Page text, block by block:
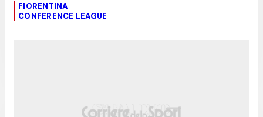
FIORENTINA
CONFERENCE LEAGUE